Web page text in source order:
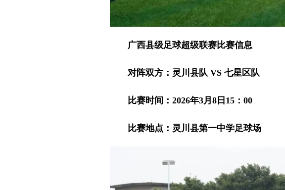
广西县级足球超级联赛比赛信息
对阵双方：灵川县队 VS 七星区队
比赛时间：2026年3月8日15：00
比赛地点：灵川县第一中学足球场